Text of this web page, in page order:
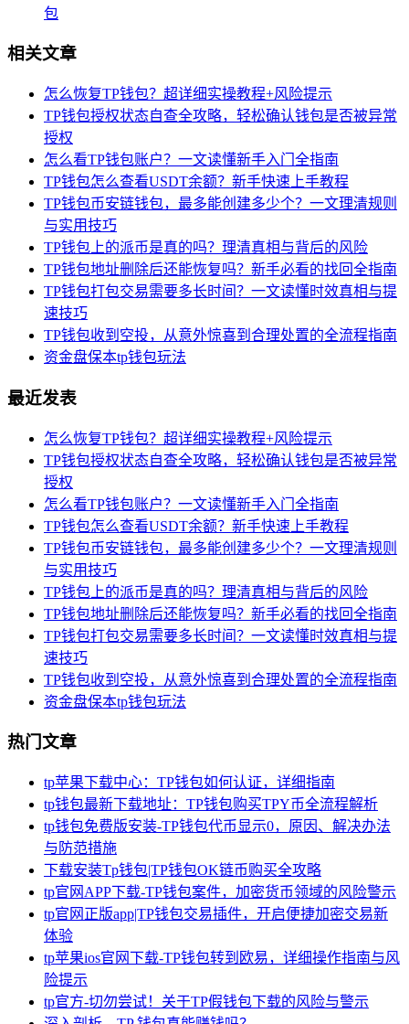
包
相关文章
怎么恢复TP钱包？超详细实操教程+风险提示
TP钱包授权状态自查全攻略，轻松确认钱包是否被异常
授权
怎么看TP钱包账户？一文读懂新手入门全指南
TP钱包怎么查看USDT余额？新手快速上手教程
TP钱包币安链钱包，最多能创建多少个？一文理清规则
与实用技巧
TP钱包上的派币是真的吗？理清真相与背后的风险
TP钱包地址删除后还能恢复吗？新手必看的找回全指南
TP钱包打包交易需要多长时间？一文读懂时效真相与提
速技巧
TP钱包收到空投，从意外惊喜到合理处置的全流程指南
资金盘保本tp钱包玩法
最近发表
怎么恢复TP钱包？超详细实操教程+风险提示
TP钱包授权状态自查全攻略，轻松确认钱包是否被异常
授权
怎么看TP钱包账户？一文读懂新手入门全指南
TP钱包怎么查看USDT余额？新手快速上手教程
TP钱包币安链钱包，最多能创建多少个？一文理清规则
与实用技巧
TP钱包上的派币是真的吗？理清真相与背后的风险
TP钱包地址删除后还能恢复吗？新手必看的找回全指南
TP钱包打包交易需要多长时间？一文读懂时效真相与提
速技巧
TP钱包收到空投，从意外惊喜到合理处置的全流程指南
资金盘保本tp钱包玩法
热门文章
tp苹果下载中心：TP钱包如何认证，详细指南
tp钱包最新下载地址：TP钱包购买TPY币全流程解析
tp钱包免费版安装-TP钱包代币显示0，原因、解决办法
与防范措施
下载安装Tp钱包|TP钱包OK链币购买全攻略
tp官网APP下载-TP钱包案件，加密货币领域的风险警示
tp官网正版app|TP钱包交易插件，开启便捷加密交易新
体验
tp苹果ios官网下载-TP钱包转到欧易，详细操作指南与风
险提示
tp官方-切勿尝试！关于TP假钱包下载的风险与警示